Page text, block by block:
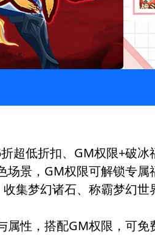
超低折扣、GM权限+破冰
景，GM权限可解锁专属
集梦幻诸石、称霸梦幻世
性，搭配GM权限，可免